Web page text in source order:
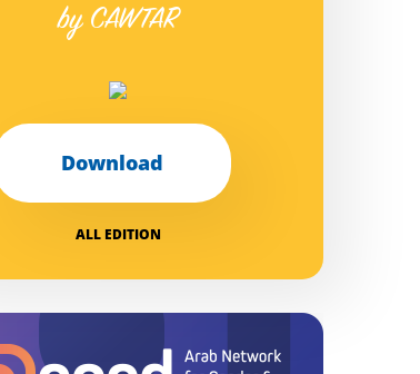
by CAWTAR
Download
ALL EDITION